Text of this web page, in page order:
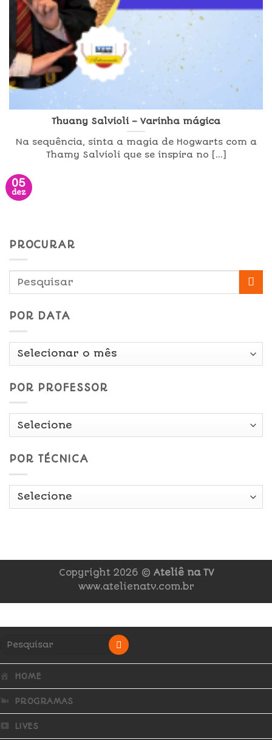
Thuany Salvioli – Varinha mágica
Na sequência, sinta a magia de Hogwarts com a
Thamy Salvioli que se inspira no [...]
05
dez
PROCURAR
POR DATA
Por
POR PROFESSOR
POR TÉCNICA
Copyright 2026 © Ateliê na TV
www.atelienatv.com.br
HOME
PROGRAMAS
LIVES